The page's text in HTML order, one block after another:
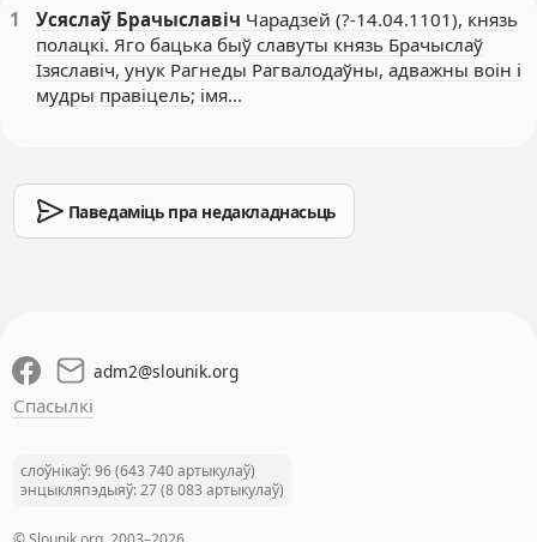
1 Усяслаў Брачыславіч Чарадзей (?-14.04.1101), князь
полацкі. Яго бацька быў славуты князь Брачыслаў
Ізяславіч, унук Рагнеды Рагвалодаўны, адважны воін і
мудры правіцель; імя…
Паведаміць пра недакладнасьць
adm2@slounik.org
Спасылкі
слоўнікаў: 96 (643 740 артыкулаў)
энцыкляпэдыяў: 27 (8 083 артыкулаў)